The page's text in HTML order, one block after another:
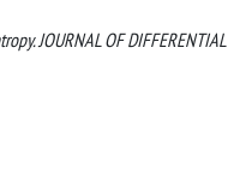
JOURNAL OF DIFFERENTIAL